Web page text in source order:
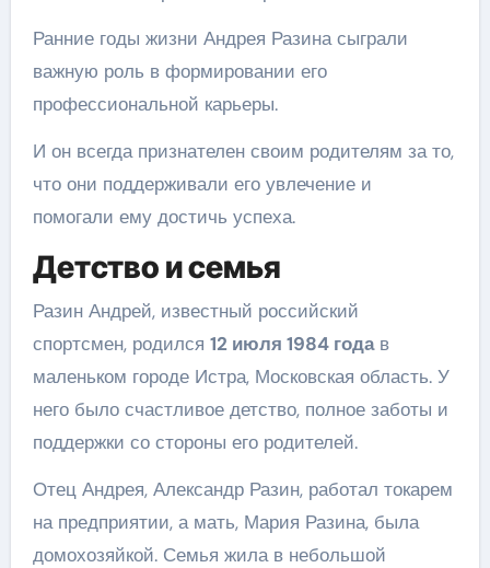
Ранние годы жизни Андрея Разина сыграли
важную роль в формировании его
профессиональной карьеры.
И он всегда признателен своим родителям за то,
что они поддерживали его увлечение и
помогали ему достичь успеха.
Детство и семья
Разин Андрей, известный российский
спортсмен, родился 12 июля 1984 годав
маленьком городе Истра, Московская область. У
него было счастливое детство, полное заботы и
поддержки со стороны его родителей.
Отец Андрея, Александр Разин, работал токарем
на предприятии, а мать, Мария Разина, была
домохозяйкой. Семья жила в небольшой